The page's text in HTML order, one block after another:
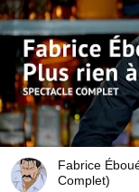
Fabrice
Complet)